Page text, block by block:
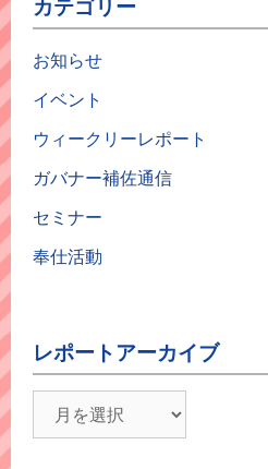
カテゴリー
お知らせ
イベント
ウィークリーレポート
ガバナー補佐通信
セミナー
奉仕活動
レポートアーカイブ
ポ